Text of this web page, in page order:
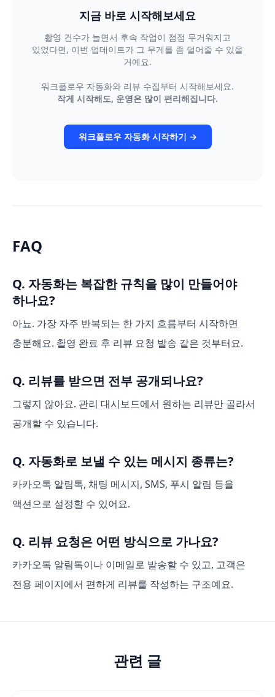
지금 바로 시작해보세요
촬영 건수가 늘면서 후속 작업이 점점 무거워지고
있었다면, 이번 업데이트가 그 무게를 좀 덜어줄 수 있을
거예요.
워크플로우 자동화와 리뷰 수집부터 시작해보세요.
작게 시작해도, 운영은 많이 편리해집니다.
워크플로우 자동화 시작하기 →
FAQ
Q. 자동화는 복잡한 규칙을 많이 만들어야
하나요?
아뇨. 가장 자주 반복되는 한 가지 흐름부터 시작하면
충분해요. 촬영 완료 후 리뷰 요청 발송 같은 것부터요.
Q. 리뷰를 받으면 전부 공개되나요?
그렇지 않아요. 관리 대시보드에서 원하는 리뷰만 골라서
공개할 수 있습니다.
Q. 자동화로 보낼 수 있는 메시지 종류는?
카카오톡 알림톡, 채팅 메시지, SMS, 푸시 알림 등을
액션으로 설정할 수 있어요.
Q. 리뷰 요청은 어떤 방식으로 가나요?
카카오톡 알림톡이나 이메일로 발송할 수 있고, 고객은
전용 페이지에서 편하게 리뷰를 작성하는 구조예요.
리뷰를 받으면 전부 공개되나요?
그렇지 않아요. 관리 대시보드에서 원하는 리뷰만 골라서 공개
관련 글